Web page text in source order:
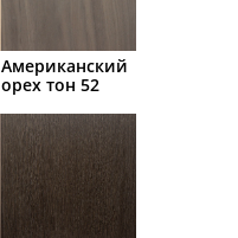
Американский
орех тон 52